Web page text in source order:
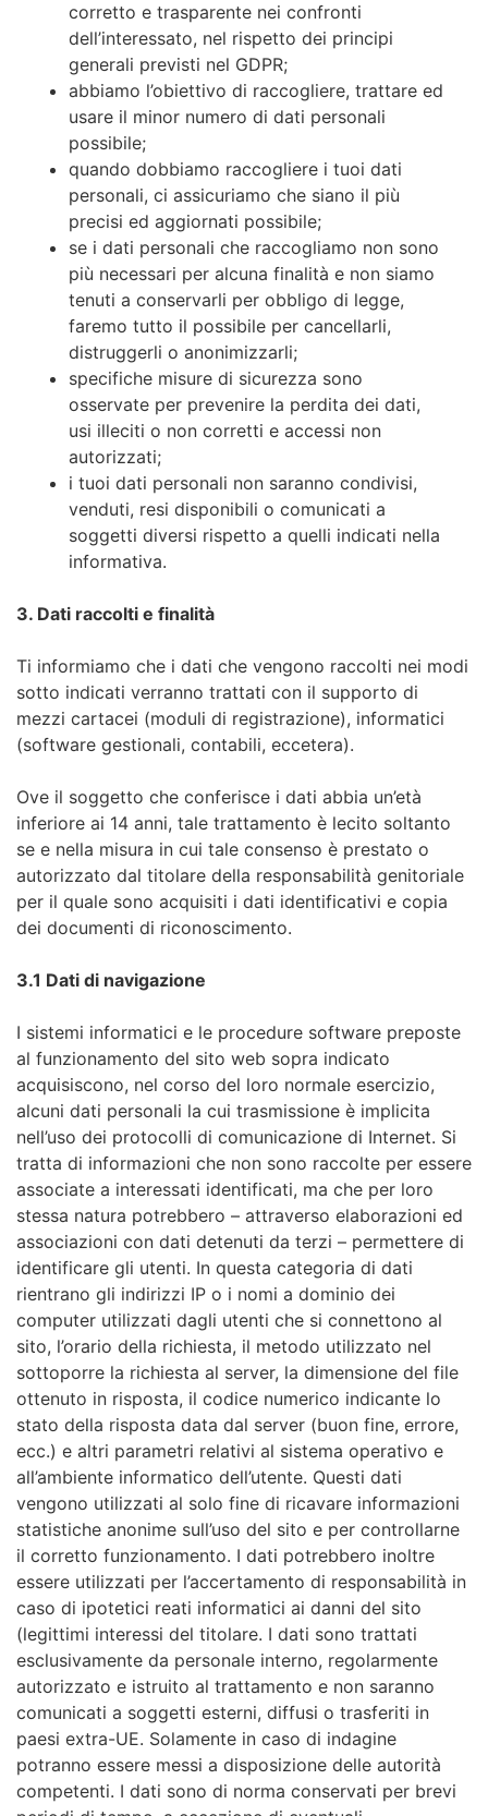
corretto e trasparente nei confronti
dell’interessato, nel rispetto dei principi
generali previsti nel GDPR;
abbiamo l’obiettivo di raccogliere, trattare ed
usare il minor numero di dati personali
possibile;
quando dobbiamo raccogliere i tuoi dati
personali, ci assicuriamo che siano il più
precisi ed aggiornati possibile;
se i dati personali che raccogliamo non sono
più necessari per alcuna finalità e non siamo
tenuti a conservarli per obbligo di legge,
faremo tutto il possibile per cancellarli,
distruggerli o anonimizzarli;
specifiche misure di sicurezza sono
osservate per prevenire la perdita dei dati,
usi illeciti o non corretti e accessi non
autorizzati;
i tuoi dati personali non saranno condivisi,
venduti, resi disponibili o comunicati a
soggetti diversi rispetto a quelli indicati nella
informativa.
3. Dati raccolti e finalità
Ti informiamo che i dati che vengono raccolti nei modi
sotto indicati verranno trattati con il supporto di
mezzi cartacei (moduli di registrazione), informatici
(software gestionali, contabili, eccetera).
Ove il soggetto che conferisce i dati abbia un’età
inferiore ai 14 anni, tale trattamento è lecito soltanto
se e nella misura in cui tale consenso è prestato o
autorizzato dal titolare della responsabilità genitoriale
per il quale sono acquisiti i dati identificativi e copia
dei documenti di riconoscimento.
3.1 Dati di navigazione
I sistemi informatici e le procedure software preposte
al funzionamento del sito web sopra indicato
acquisiscono, nel corso del loro normale esercizio,
alcuni dati personali la cui trasmissione è implicita
nell’uso dei protocolli di comunicazione di Internet. Si
tratta di informazioni che non sono raccolte per essere
associate a interessati identificati, ma che per loro
stessa natura potrebbero – attraverso elaborazioni ed
associazioni con dati detenuti da terzi – permettere di
identificare gli utenti. In questa categoria di dati
rientrano gli indirizzi IP o i nomi a dominio dei
computer utilizzati dagli utenti che si connettono al
sito, l’orario della richiesta, il metodo utilizzato nel
sottoporre la richiesta al server, la dimensione del file
ottenuto in risposta, il codice numerico indicante lo
stato della risposta data dal server (buon fine, errore,
ecc.) e altri parametri relativi al sistema operativo e
all’ambiente informatico dell’utente. Questi dati
vengono utilizzati al solo fine di ricavare informazioni
statistiche anonime sull’uso del sito e per controllarne
il corretto funzionamento. I dati potrebbero inoltre
essere utilizzati per l’accertamento di responsabilità in
caso di ipotetici reati informatici ai danni del sito
(legittimi interessi del titolare. I dati sono trattati
esclusivamente da personale interno, regolarmente
autorizzato e istruito al trattamento e non saranno
comunicati a soggetti esterni, diffusi o trasferiti in
paesi extra-UE. Solamente in caso di indagine
potranno essere messi a disposizione delle autorità
competenti. I dati sono di norma conservati per brevi